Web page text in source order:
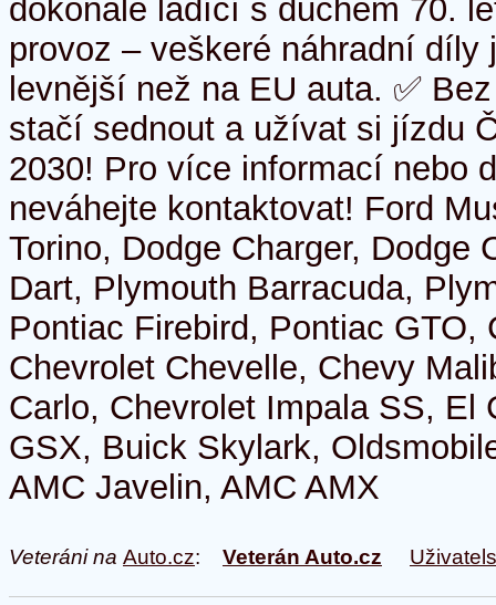
dokonale ladící s duchem 70.
provoz – veškeré náhradní díly
levnější než na EU auta. ✅
stačí sednout a užívat si jízdu
2030! Pro více informací nebo
neváhejte kontaktovat! Ford
Torino, Dodge Charger, Dodge
Dart, Plymouth Barracuda,
Pontiac Firebird, Pontiac GTO,
Chevrolet Chevelle, Chevy
Carlo, Chevrolet Impala SS, El
GSX, Buick Skylark,
AMC Javelin, AMC AMX
Veteráni na Auto.cz: Veterán Auto.cz